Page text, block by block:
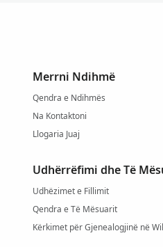
Merrni Ndihmë
Qendra e Ndihmës
Na Kontaktoni
Llogaria Juaj
Udhërrëfimi dhe Të
Udhëzimet e Fillimit
Qendra e Të Mësuarit
Kërkimet për Gjenealogjinë në